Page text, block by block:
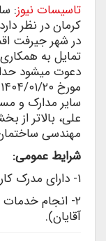
تاسیسات نیوز:
کرمان در نظر
در شهر جیرفت
تمایل به
دعوت می­شود
سایر مدارک و
علی، بالاتر از
مهندسی
شرایط عمومی:
۱- دارای مدرک کارشناسی یا کارشناسی ارشد
۲- انجام
آقایان).